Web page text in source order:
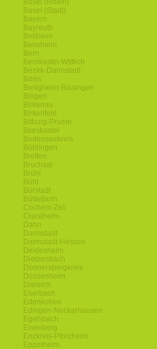
Basel (Rhein)
Basel (Stadt)
Bayern
Bayreuth
Bellheim
Bensheim
Bern
Bernkastel-Wittlich
Bezirk-Darmstadt
Biblis
Bietigheim-Bissingen
Bingen
Birkenau
Birkenfeld
Bitburg-Pruem
Blieskastel
Bodenseekreis
Böblingen
Bretten
Bruchsal
Brühl
Bühl
Bürstadt
Büttelborn
Cochem-Zell
Craislheim
Dahn
Darmstadt
Darmstadt-Hessen
Deidesheim
Dietzenbach
Donnersbergkreis
Dossenheim
Dreieich
Eberbach
Edenkoben
Edingen-Neckarhausen
Egelsbach
Eisenberg
Enzkreis-Pforzheim
Eppelheim